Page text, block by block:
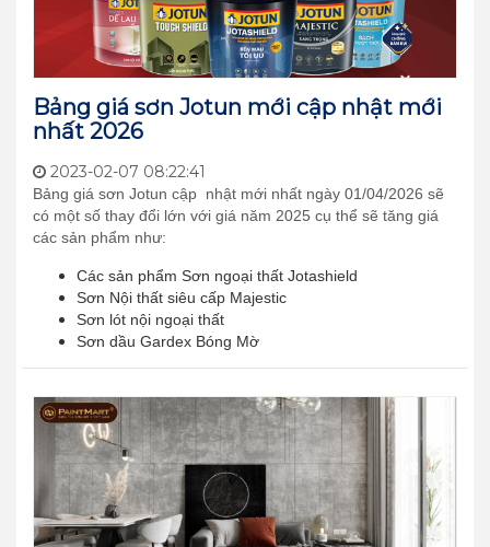
Bảng giá sơn Jotun mới cập nhật mới
nhất 2026
2023-02-07 08:22:41
Bảng giá sơn Jotun cập nhật mới nhất ngày 01/04/2026 sẽ
có một số thay đổi lớn với giá năm 2025 cụ thể sẽ tăng giá
các sản phẩm như:
Các sản phẩm Sơn ngoại thất Jotashield
Sơn Nội thất siêu cấp Majestic
Sơn lót nội ngoại thất
Sơn dầu Gardex Bóng Mờ